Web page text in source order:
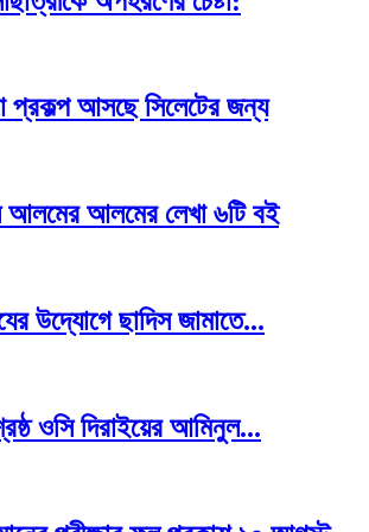
তাহলে আ.লীগের দোষ কী ছিল:...
‘সিন্ডিকেটের’ অভিযোগ
প্রকল্প আসছে সিলেটের জন্য
আলমের আলমের লেখা ৬টি বই
উদ্যোগে ছাদিস জামাতে...
ওসি দিরাইয়ের আমিনুল...